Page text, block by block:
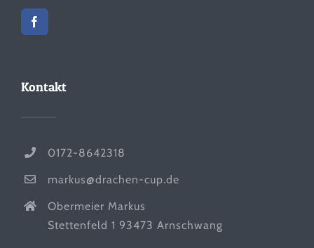
Kontakt
0172-8642318
markus@drachen-cup.de
Obermeier Markus
Stettenfeld 1 93473 Arnschwang